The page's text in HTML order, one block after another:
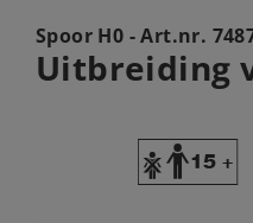
Spoor H0 - Art.nr.
Uitbreiding
Y